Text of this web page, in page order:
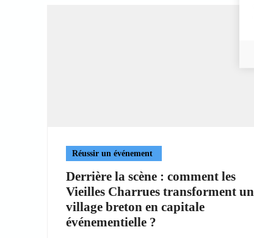
Réussir un événement
Derrière la scène : comment les
Vieilles Charrues transforment un
village breton en capitale
événementielle ?